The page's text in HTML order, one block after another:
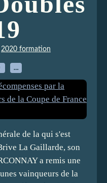
2020 formation
…
de la qui s'est
La Gaillarde, son
a remis une
vainqueurs de la